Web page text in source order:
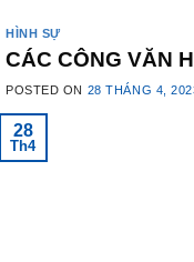
HÌNH SỰ
CÁC CÔNG VĂN
POSTED ON 28 THÁNG 4,
28
Th4